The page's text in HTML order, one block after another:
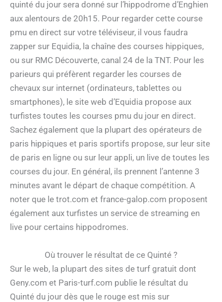
quinté du jour sera donné sur l’hippodrome d’Enghien
aux alentours de 20h15. Pour regarder cette course
pmu en direct sur votre téléviseur, il vous faudra
zapper sur Equidia, la chaîne des courses hippiques,
ou sur RMC Découverte, canal 24 de la TNT. Pour les
parieurs qui préfèrent regarder les courses de
chevaux sur internet (ordinateurs, tablettes ou
smartphones), le site web d’Equidia propose aux
turfistes toutes les courses pmu du jour en direct.
Sachez également que la plupart des opérateurs de
paris hippiques et paris sportifs propose, sur leur site
de paris en ligne ou sur leur appli, un live de toutes les
courses du jour. En général, ils prennent l’antenne 3
minutes avant le départ de chaque compétition. A
noter que le trot.com et france-galop.com proposent
également aux turfistes un service de streaming en
live pour certains hippodromes.
Où trouver le résultat de ce Quinté ?
Sur le web, la plupart des sites de turf gratuit dont
Geny.com et Paris-turf.com publie le résultat du
Quinté du jour dès que le rouge est mis sur